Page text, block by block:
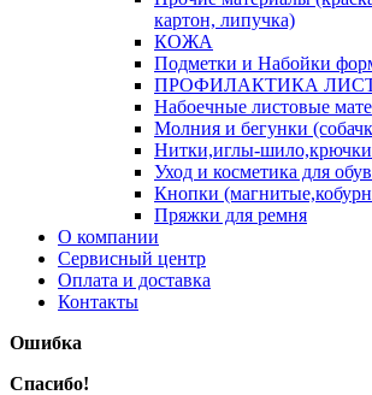
картон, липучка)
КОЖА
Подметки и Набойки
ПРОФИЛАКТИКА
Набоечные листовые
Молния и бегунки
Нитки,иглы-
Уход и косметика для
Кнопки
Пряжки для ремня
О компании
Сервисный центр
Оплата и доставка
Контакты
Ошибка
Спасибо!